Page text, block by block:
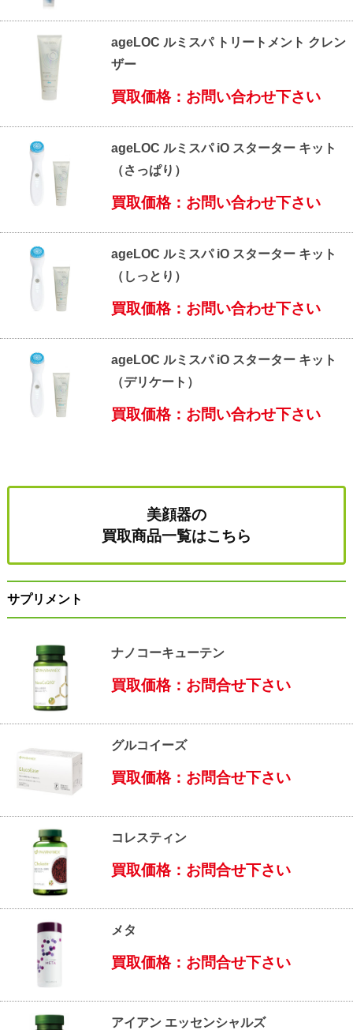
ageLOC ルミスパ トリートメント クレン
ザー
買取価格：お問い合わせ下さい
ageLOC ルミスパ iO スターター キット
（さっぱり）
買取価格：お問い合わせ下さい
ageLOC ルミスパ iO スターター キット
（しっとり）
買取価格：お問い合わせ下さい
ageLOC ルミスパ iO スターター キット
（デリケート）
買取価格：お問い合わせ下さい
美顔器の
買取商品一覧はこちら
サプリメント
ナノコーキューテン
買取価格：お問合せ下さい
グルコイーズ
買取価格：お問合せ下さい
コレスティン
買取価格：お問合せ下さい
メタ
買取価格：お問合せ下さい
アイアン エッセンシャルズ